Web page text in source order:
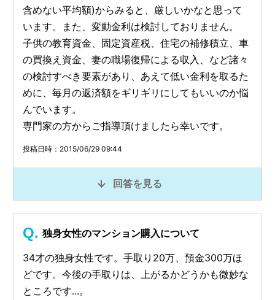
含めない平均額)からみると、厳しいかなと思って
います。また、変動金利は検討しておりません。
子供の教育資金、固定資産税、住宅の補修積立、車
の買換え資金、妻の職場復帰による収入、など諸々
の検討すべき要素があり、あえて低い金利を取るた
めに、毎月の返済額をギリギリにしてもいいのか悩
んでいます。
専門家の方からご指導頂けましたら幸いです。
投稿日時：2015/06/29 09:44
回答を見る
独身女性のマンション購入について
34才の独身女性です。手取り20万、預金300万ほ
どです。今後の手取りは、上がるかどうかも微妙な
ところです...。